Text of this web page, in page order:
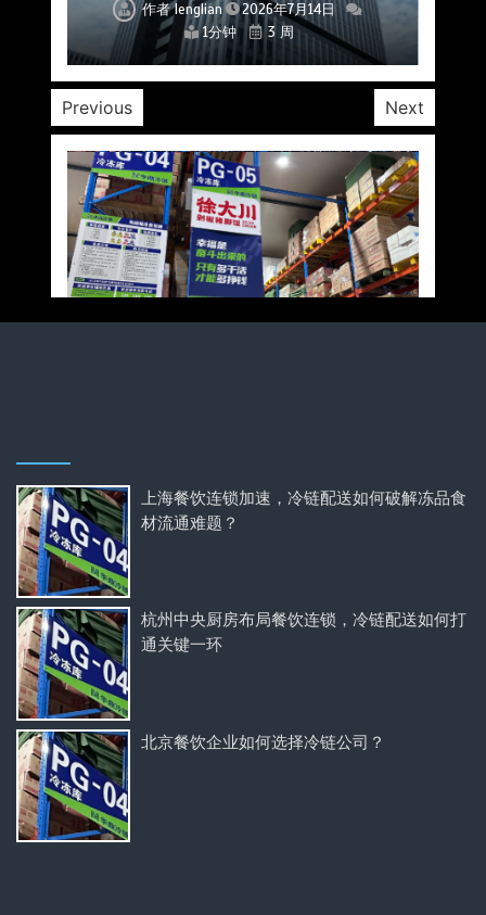
作者lenglian
2026年7月14日
1分钟
3 周
作者lenglian
2026年7月14日
1分钟
3 周
作者lenglian
2026年7月14日
1分钟
3 周
作者lenglian
2026年7月14日
1分钟
3 周
作者lenglian
2026年7月14日
1分钟
3 周
作者lenglian
2026年7月14日
1分钟
3 周
作者lenglian
2026年7月14日
1分钟
3 周
Previous Next
上海餐饮连锁加速，冷链配送如何破解冻品食
材流通难题？
杭州中央厨房布局餐饮连锁，冷链配送如何打
通关键一环
北京餐饮企业如何选择冷链公司？